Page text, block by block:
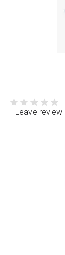
Leave review